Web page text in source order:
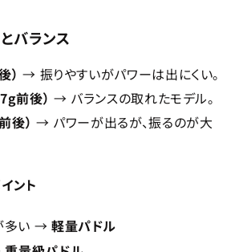
バランス
） → 振りやすいがパワーは出にくい。
前後） → バランスの取れたモデル。
後） → パワーが出るが、振るのが大
ント
多い → 軽量パドル